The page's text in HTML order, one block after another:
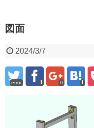
図面
2024/3/7
error 0